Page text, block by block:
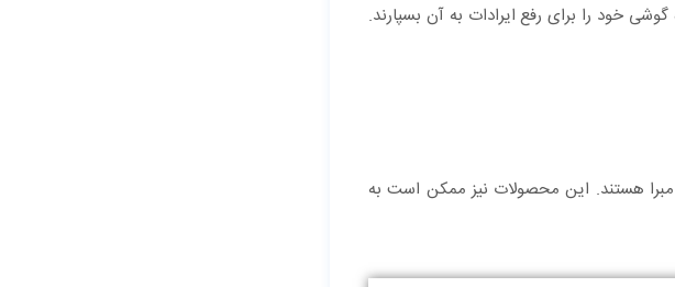
خود را برای رفع ایرادات به آن بسپارند.
مبرا هستند. این محصولات نیز ممکن است به